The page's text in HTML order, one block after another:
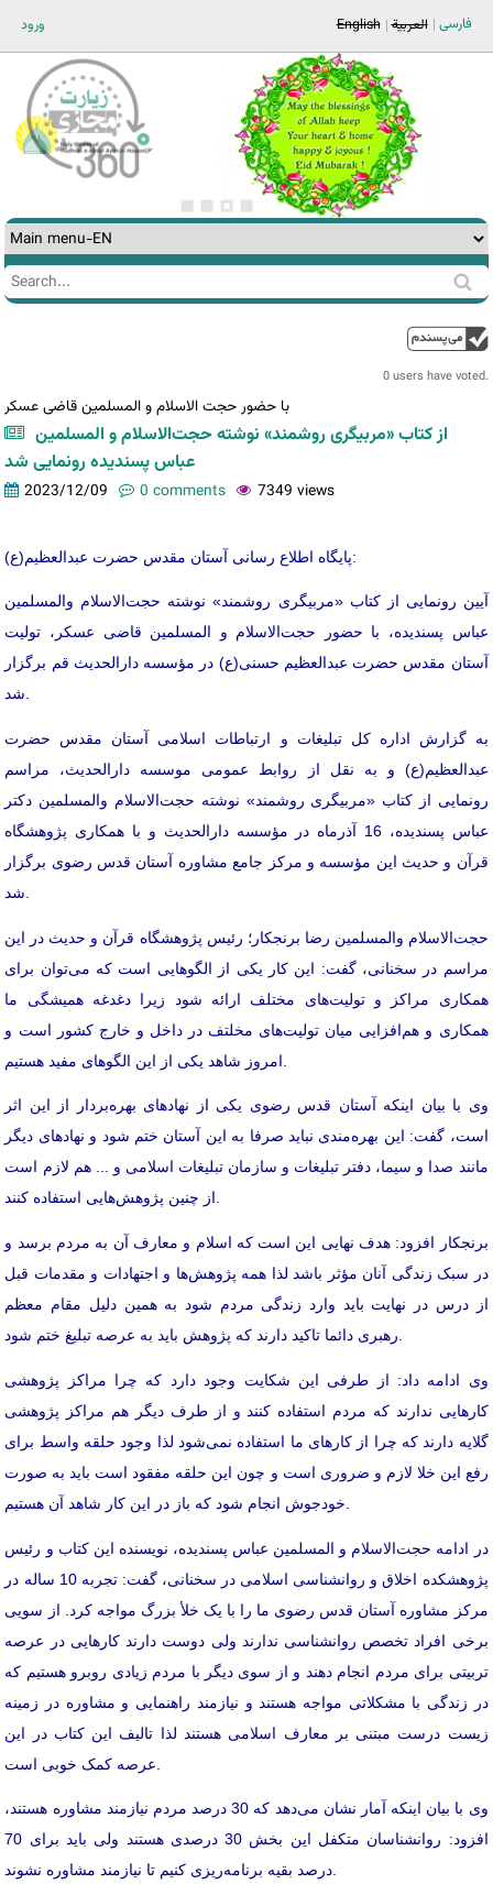
ورود فارسی العربية English
Search
Search
0 users have voted.
با حضور حجت الاسلام و المسلمین قاضی عسکر
از کتاب «مربیگری روشمند» نوشته حجت‌الاسلام و المسلمین
2023/12/09 0 comments 7349 views
پایگاه اطلاع رسانی آستان مقدس حضرت عبدالعظیم(ع):
آیین رونمایی از کتاب «مربیگری روشمند» نوشته حجت‌الاسلام والمسلمین
عباس پسندیده، با حضور حجت‌الاسلام و المسلمین قاضی عسکر، تولیت
آستان مقدس حضرت عبدالعظیم حسنی(ع) در مؤسسه دارالحدیث قم برگزار
شد.
به گزارش اداره کل تبلیغات و ارتباطات اسلامی آستان مقدس حضرت
عبدالعظیم(ع) و به نقل از روابط عمومی موسسه دارالحدیث، مراسم
رونمایی از کتاب «مربیگری روشمند» نوشته حجت‌الاسلام والمسلمین دکتر
عباس پسندیده، 16 آذرماه در مؤسسه دارالحدیث و با همکاری پژوهشگاه
قرآن و حدیث این مؤسسه و مرکز جامع مشاوره آستان قدس رضوی برگزار
حجت‌الاسلام والمسلمین رضا برنجکار؛ رئیس پژوهشگاه قرآن و حدیث در این
مراسم در سخنانی، گفت: این کار یکی از الگوهایی است که می‌توان برای
همکاری مراکز و تولیت‌های مختلف ارائه شود زیرا دغدغه همیشگی ما
همکاری و هم‌افزایی میان تولیت‌های مخلتف در داخل و خارج کشور است و
وی با بیان اینکه آستان قدس رضوی یکی از نهادهای بهره‌بردار از این اثر
است، گفت: این بهره‌مندی نباید صرفا به این آستان ختم شود و نهادهای دیگر
مانند صدا و سیما، دفتر تبلیغات و سازمان تبلیغات اسلامی و ... هم لازم است
از چنین پژوهش‌هایی استفاده کنند.
برنجکار افزود: هدف نهایی این است که اسلام و معارف آن به مردم برسد و
در سبک زندگی آنان مؤثر باشد لذا همه پژوهش‌ها و اجتهادات و مقدمات قبل
از درس در نهایت باید وارد زندگی مردم شود به همین دلیل مقام معظم
وی ادامه داد: از طرفی این شکایت وجود دارد که چرا مراکز پژوهشی
کارهایی ندارند که مردم استفاده کنند و از طرف دیگر هم مراکز پژوهشی
گلایه دارند که چرا از کارهای ما استفاده نمی‌شود لذا وجود حلقه واسط برای
رفع این خلا لازم و ضروری است و چون این حلقه مفقود است باید به صورت
در ادامه حجت‌الاسلام و المسلمین عباس پسندیده، نویسنده این کتاب و رئیس
پژوهشکده اخلاق و روانشناسی اسلامی در سخنانی، گفت: تجربه 10 ساله در
مرکز مشاوره آستان قدس رضوی ما را با یک خلأ بزرگ مواجه کرد. از سویی
برخی افراد تخصص روانشناسی ندارند ولی دوست دارند کارهایی در عرصه
تربیتی برای مردم انجام دهند و از سوی دیگر با مردم زیادی روبرو هستیم که
در زندگی با مشکلاتی مواجه هستند و نیازمند راهنمایی و مشاوره در زمینه
زیست درست مبتنی بر معارف اسلامی هستند لذا تالیف این کتاب در این
وی با بیان اینکه آمار نشان می‌دهد که 30 درصد مردم نیازمند مشاوره هستند،
افزود: روانشناسان متکفل این بخش 30 درصدی هستند ولی باید برای 70